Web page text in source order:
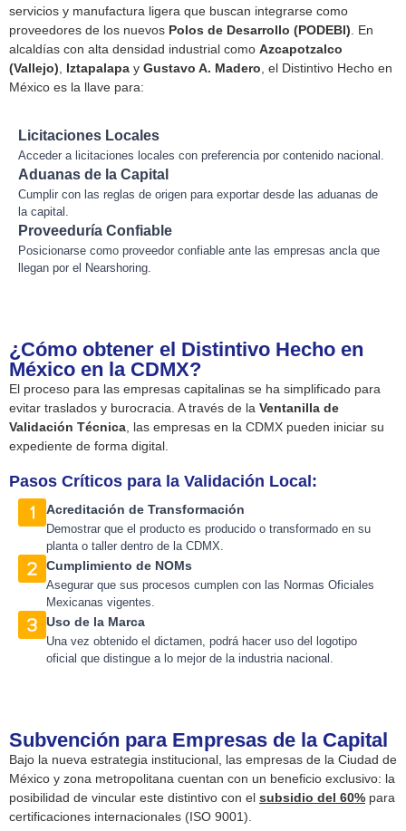
servicios y manufactura ligera que buscan integrarse como
proveedores de los nuevos Polos de Desarrollo (PODEBI) . En
alcaldías con alta densidad industrial como Azcapotzalco
(Vallejo)
Iztapalapa y Gustavo A. Madero , el Distintivo Hecho en
México es la llave para:
Licitaciones Locales
Acceder a licitaciones locales con preferencia por contenido nacional.
Aduanas de la Capital
Cumplir con las reglas de origen para exportar desde las aduanas de
la capital.
Proveeduría Confiable
Posicionarse como proveedor confiable ante las empresas ancla que
llegan por el Nearshoring.
¿Cómo obtener el Distintivo Hecho en
México en la CDMX?
El proceso para las empresas capitalinas se ha simplificado para
evitar traslados y burocracia. A través de la Ventanilla de
Validación Técnica , las empresas en la CDMX pueden iniciar su
expediente de forma digital.
Pasos Críticos para la Validación Local:
Acreditación de Transformación
Demostrar que el producto es producido o transformado en su
planta o taller dentro de la CDMX.
Cumplimiento de NOMs
Asegurar que sus procesos cumplen con las Normas Oficiales
Mexicanas vigentes.
Uso de la Marca
Una vez obtenido el dictamen, podrá hacer uso del logotipo
oficial que distingue a lo mejor de la industria nacional.
Subvención para Empresas de la Capital
Bajo la nueva estrategia institucional, las empresas de la Ciudad de
México y zona metropolitana cuentan con un beneficio exclusivo: la
posibilidad de vincular este distintivo con el subsidio del 60% para
certificaciones internacionales (ISO 9001).